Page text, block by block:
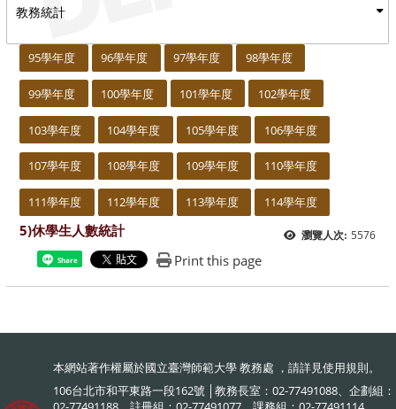
教務統計
95學年度 96學年度 97學年度 98學年度
99學年度 100學年度 101學年度 102學年度
103學年度 104學年度 105學年度 106學年度
107學年度 108學年度 109學年度 110學年度
111學年度 112學年度 113學年度 114學年度
瀏覽人次: 5576
5)休學生人數統計
Share Print this page
本網站著作權屬於國立臺灣師範大學 教務處 ，請詳見使用規則。
106台北市和平東路一段162號 │教務長室：02-77491088、企劃組：